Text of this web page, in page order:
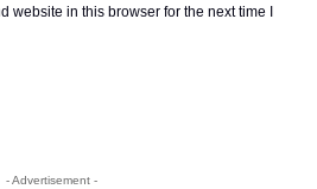
website in this browser for the next time I
- Advertisement -